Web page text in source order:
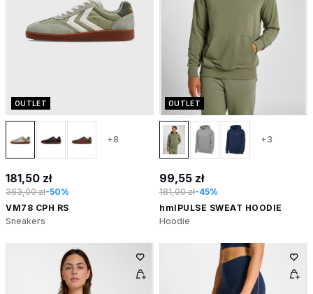
OUTLET
+8
181,50 zł
363,00 zł-50%
VM78 CPH RS
Sneakers
OUTLET
+3
99,55 zł
181,00 zł-45%
hmlPULSE SWEAT HOODIE
Hoodie